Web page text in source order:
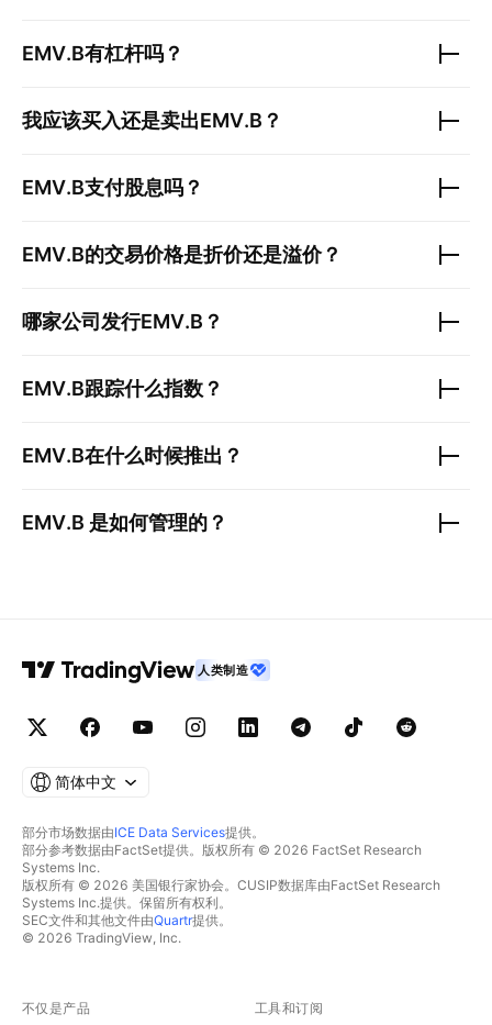
EMV.B有杠杆吗？
我应该买入还是卖出EMV.B ？
EMV.B支付股息吗？
EMV.B的交易价格是折价还是溢价？
哪家公司发行EMV.B ？
EMV.B跟踪什么指数？
EMV.B在什么时候推出？
EMV.B 是如何管理的？
人类制造
简体中文
部分市场数据由ICE Data Services提供。
部分参考数据由FactSet提供。版权所有 © 2026 FactSet Research
Systems Inc.
版权所有 © 2026 美国银行家协会。CUSIP数据库由FactSet Research
Systems Inc.提供。保留所有权利。
SEC文件和其他文件由Quartr提供。
© 2026 TradingView, Inc.
不仅是产品 工具和订阅